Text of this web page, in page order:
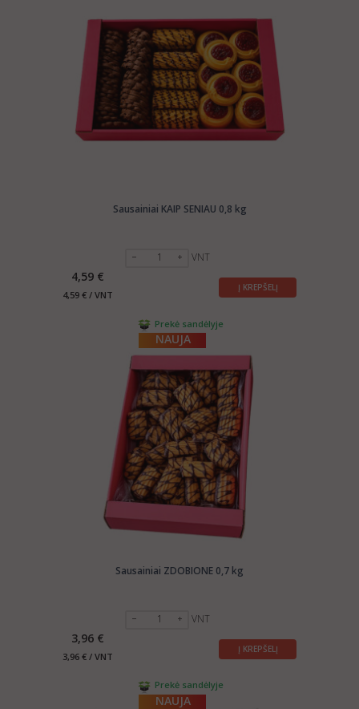
Sausainiai KAIP SENIAU 0,8 kg
VNT
4,59 €
4,59 € / VNT
Į KREPŠELĮ
Prekė sandėlyje
NAUJA
Sausainiai ZDOBIONE 0,7 kg
VNT
3,96 €
3,96 € / VNT
Į KREPŠELĮ
Prekė sandėlyje
NAUJA